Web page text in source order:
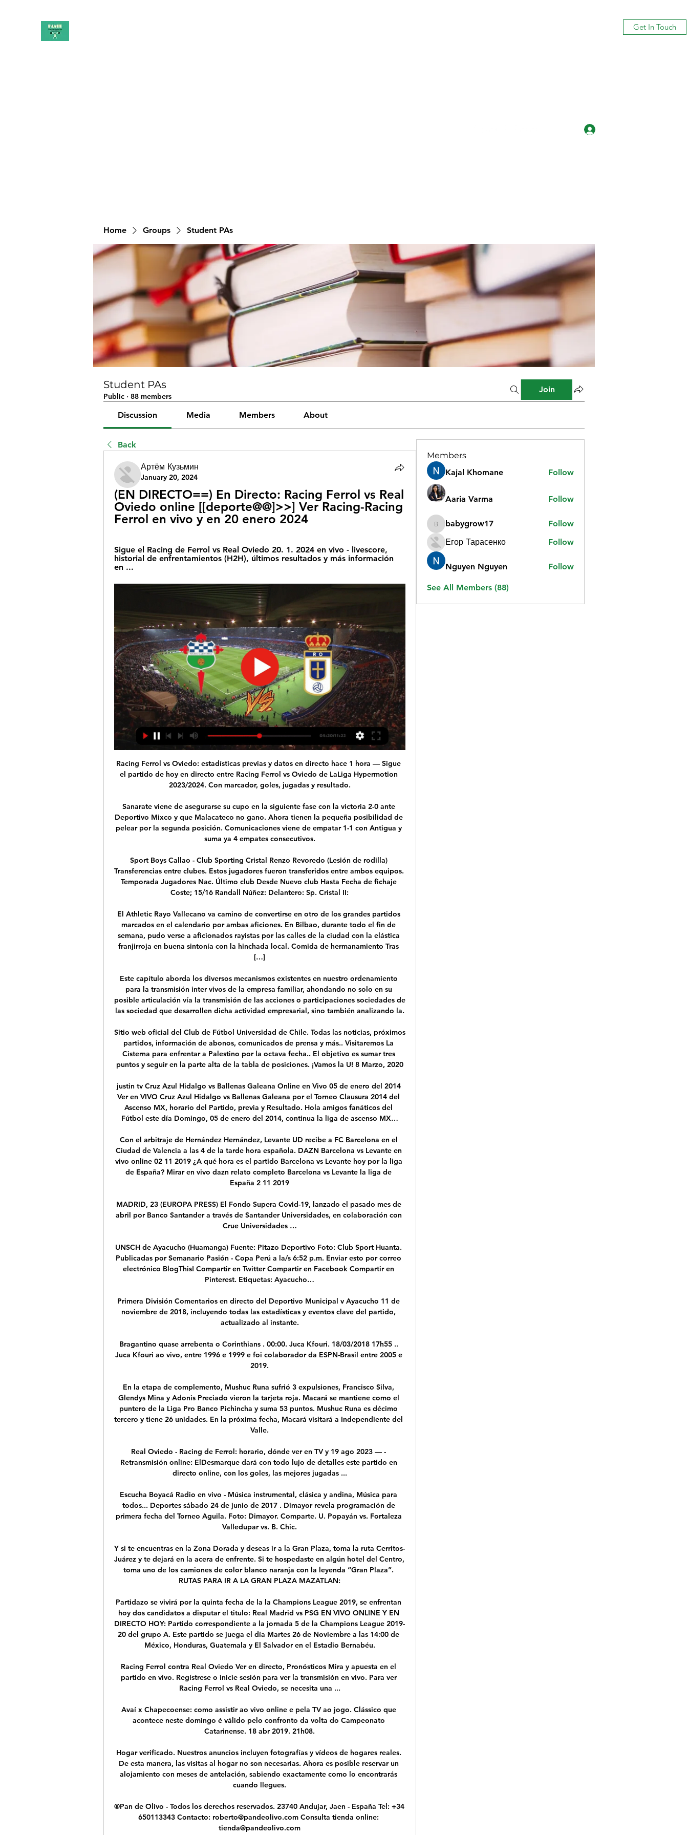
Get In Touch
Home Groups Student PAs
Student PAs
Public · 88 members
Join
Discussion Media Members About
Back
Артём Кузьмин
January 20, 2024
(EN DIRECTO==) En Directo: Racing Ferrol vs Real
Oviedo online [[deporte@@]>>] Ver Racing-Racing
Ferrol en vivo y en 20 enero 2024
Sigue el Racing de Ferrol vs Real Oviedo 20. 1. 2024 en vivo - livescore,
historial de enfrentamientos (H2H), últimos resultados y más información
en ...
Racing Ferrol vs Oviedo: estadísticas previas y datos en directo hace 1 hora — Sigue
el partido de hoy en directo entre Racing Ferrol vs Oviedo de LaLiga Hypermotion
2023/2024. Con marcador, goles, jugadas y resultado.
Sanarate viene de asegurarse su cupo en la siguiente fase con la victoria 2-0 ante
Deportivo Mixco y que Malacateco no gano. Ahora tienen la pequeña posibilidad de
pelear por la segunda posición. Comunicaciones viene de empatar 1-1 con Antigua y
suma ya 4 empates consecutivos.
Sport Boys Callao - Club Sporting Cristal Renzo Revoredo (Lesión de rodilla)
Transferencias entre clubes. Estos jugadores fueron transferidos entre ambos equipos.
Temporada Jugadores Nac. Último club Desde Nuevo club Hasta Fecha de fichaje
Coste; 15/16 Randall Núñez: Delantero: Sp. Cristal II:
El Athletic Rayo Vallecano va camino de convertirse en otro de los grandes partidos
marcados en el calendario por ambas aficiones. En Bilbao, durante todo el fin de
semana, pudo verse a aficionados rayistas por las calles de la ciudad con la elástica
franjirroja en buena sintonía con la hinchada local. Comida de hermanamiento Tras
[…]
Este capítulo aborda los diversos mecanismos existentes en nuestro ordenamiento
para la transmisión inter vivos de la empresa familiar, ahondando no solo en su
posible articulación vía la transmisión de las acciones o participaciones sociedades de
las sociedad que desarrollen dicha actividad empresarial, sino también analizando la.
Sitio web oficial del Club de Fútbol Universidad de Chile. Todas las noticias, próximos
partidos, información de abonos, comunicados de prensa y más.. Visitaremos La
Cisterna para enfrentar a Palestino por la octava fecha.. El objetivo es sumar tres
puntos y seguir en la parte alta de la tabla de posiciones. ¡Vamos la U! 8 Marzo, 2020
justin tv Cruz Azul Hidalgo vs Ballenas Galeana Online en Vivo 05 de enero del 2014
Ver en VIVO Cruz Azul Hidalgo vs Ballenas Galeana por el Torneo Clausura 2014 del
Ascenso MX, horario del Partido, previa y Resultado. Hola amigos fanáticos del
Fútbol este día Domingo, 05 de enero del 2014, continua la liga de ascenso MX…
Con el arbitraje de Hernández Hernández, Levante UD recibe a FC Barcelona en el
Ciudad de Valencia a las 4 de la tarde hora española. DAZN Barcelona vs Levante en
vivo online 02 11 2019 ¿A qué hora es el partido Barcelona vs Levante hoy por la liga
de España? Mirar en vivo dazn relato completo Barcelona vs Levante la liga de
España 2 11 2019
MADRID, 23 (EUROPA PRESS) El Fondo Supera Covid-19, lanzado el pasado mes de
abril por Banco Santander a través de Santander Universidades, en colaboración con
Crue Universidades …
UNSCH de Ayacucho (Huamanga) Fuente: Pitazo Deportivo Foto: Club Sport Huanta.
Publicadas por Semanario Pasión - Copa Perú a la/s 6:52 p.m. Enviar esto por correo
electrónico BlogThis! Compartir en Twitter Compartir en Facebook Compartir en
Pinterest. Etiquetas: Ayacucho…
Primera División Comentarios en directo del Deportivo Municipal v Ayacucho 11 de
noviembre de 2018, incluyendo todas las estadísticas y eventos clave del partido,
actualizado al instante.
Bragantino quase arrebenta o Corinthians . 00:00. Juca Kfouri. 18/03/2018 17h55 ..
Juca Kfouri ao vivo, entre 1996 e 1999 e foi colaborador da ESPN-Brasil entre 2005 e
2019.
En la etapa de complemento, Mushuc Runa sufrió 3 expulsiones, Francisco Silva,
Glendys Mina y Adonis Preciado vieron la tarjeta roja. Macará se mantiene como el
puntero de la Liga Pro Banco Pichincha y suma 53 puntos. Mushuc Runa es décimo
tercero y tiene 26 unidades. En la próxima fecha, Macará visitará a Independiente del
Valle.
Real Oviedo - Racing de Ferrol: horario, dónde ver en TV y 19 ago 2023 — -
Retransmisión online: ElDesmarque dará con todo lujo de detalles este partido en
directo online, con los goles, las mejores jugadas ...
Escucha Boyacá Radio en vivo - Música instrumental, clásica y andina, Música para
todos... Deportes sábado 24 de junio de 2017 . Dimayor revela programación de
primera fecha del Torneo Aguila. Foto: Dimayor. Comparte. U. Popayán vs. Fortaleza
Valledupar vs. B. Chic.
Y si te encuentras en la Zona Dorada y deseas ir a la Gran Plaza, toma la ruta Cerritos-
Juárez y te dejará en la acera de enfrente. Si te hospedaste en algún hotel del Centro,
toma uno de los camiones de color blanco naranja con la leyenda “Gran Plaza”.
RUTAS PARA IR A LA GRAN PLAZA MAZATLAN:
Partidazo se vivirá por la quinta fecha de la la Champions League 2019, se enfrentan
hoy dos candidatos a disputar el titulo: Real Madrid vs PSG EN VIVO ONLINE Y EN
DIRECTO HOY: Partido correspondiente a la jornada 5 de la Champions League 2019-
20 del grupo A. Este partido se juega el día Martes 26 de Noviembre a las 14:00 de
México, Honduras, Guatemala y El Salvador en el Estadio Bernabéu.
Racing Ferrol contra Real Oviedo Ver en directo, Pronósticos Mira y apuesta en el
partido en vivo. Regístrese o inicie sesión para ver la transmisión en vivo. Para ver
Racing Ferrol vs Real Oviedo, se necesita una ...
Avaí x Chapecoense: como assistir ao vivo online e pela TV ao jogo. Clássico que
acontece neste domingo é válido pelo confronto da volta do Campeonato
Catarinense. 18 abr 2019. 21h08.
Hogar verificado. Nuestros anuncios incluyen fotografías y vídeos de hogares reales.
De esta manera, las visitas al hogar no son necesarias. Ahora es posible reservar un
alojamiento con meses de antelación, sabiendo exactamente como lo encontrarás
cuando llegues.
®Pan de Olivo - Todos los derechos reservados. 23740 Andujar, Jaen - España Tel: +34
650113343 Contacto: roberto@pandeolivo.com Consulta tienda online:
tienda@pandeolivo.com
Members
Kajal Khomane
Follow
Aaria Varma Follow
babygrow17
babygrow17
Follow
Егор Тарасенко
Follow
Nguyen Nguyen Follow
See All Members (88)